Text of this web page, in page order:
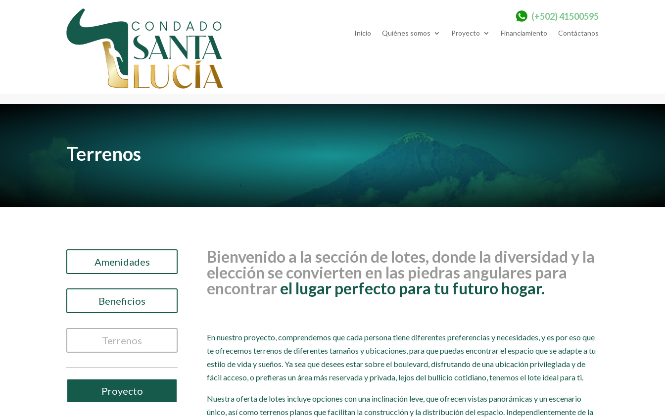
(+502) 41500595
Inicio Quiénes somos Proyecto Financiamiento Contáctanos
Terrenos
Amenidades
Beneficios
Terrenos
Proyecto
Bienvenido a la sección de lotes, donde la diversidad y la
elección se convierten en las piedras angulares para
encontrarel lugar perfecto para tu futuro hogar.
En nuestro proyecto, comprendemos que cada persona tiene diferentes preferencias y necesidades, y es por eso que
te ofrecemos terrenos de diferentes tamaños y ubicaciones, para que puedas encontrar el espacio que se adapte a tu
estilo de vida y sueños. Ya sea que desees estar sobre el boulevard, disfrutando de una ubicación privilegiada y de
fácil acceso, o prefieras un área más reservada y privada, lejos del bullicio cotidiano, tenemos el lote ideal para ti.
Nuestra oferta de lotes incluye opciones con una inclinación leve, que ofrecen vistas panorámicas y un escenario
único, así como terrenos planos que facilitan la construcción y la distribución del espacio. Independientemente de la